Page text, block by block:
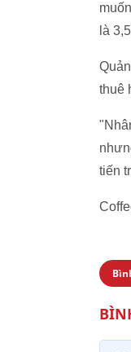
là
thuê
tiến